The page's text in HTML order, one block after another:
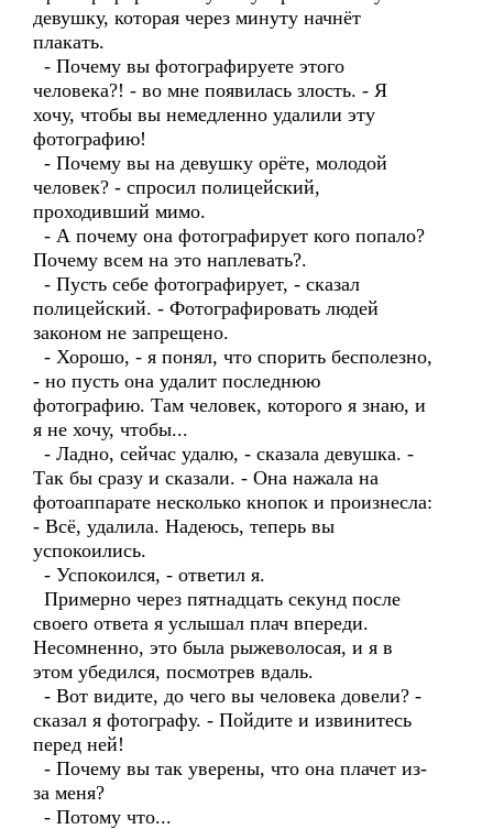
девушку, которая через минуту начнёт
плакать.
- Почему вы фотографируете этого
человека?! - во мне появилась злость. - Я
хочу, чтобы вы немедленно удалили эту
фотографию!
- Почему вы на девушку орёте, молодой
человек? - спросил полицейский,
проходивший мимо.
- А почему она фотографирует кого попало?
Почему всем на это наплевать?.
- Пусть себе фотографирует, - сказал
полицейский. - Фотографировать людей
законом не запрещено.
- Хорошо, - я понял, что спорить бесполезно,
- но пусть она удалит последнюю
фотографию. Там человек, которого я знаю, и
я не хочу, чтобы...
- Ладно, сейчас удалю, - сказала девушка. -
Так бы сразу и сказали. - Она нажала на
фотоаппарате несколько кнопок и произнесла:
- Всё, удалила. Надеюсь, теперь вы
успокоились.
- Успокоился, - ответил я.
Примерно через пятнадцать секунд после
своего ответа я услышал плач впереди.
Несомненно, это была рыжеволосая, и я в
этом убедился, посмотрев вдаль.
- Вот видите, до чего вы человека довели? -
сказал я фотографу. - Пойдите и извинитесь
перед ней!
- Почему вы так уверены, что она плачет из-
за меня?
- Потому что...